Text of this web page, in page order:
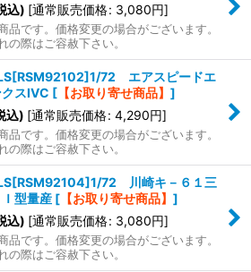
込) [通常販売価格: 3,080円]
品です。価格変更の場合がございます。
の際はご容赦下さい。
72 エアスピードエ
スIVC [ 【お取り寄せ商品】 ]
込) [通常販売価格: 4,290円]
品です。価格変更の場合がございます。
の際はご容赦下さい。
72 川崎キ－６１三
型量産 [ 【お取り寄せ商品】 ]
込) [通常販売価格: 3,080円]
品です。価格変更の場合がございます。
の際はご容赦下さい。